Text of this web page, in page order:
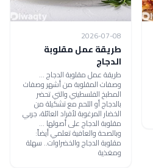
2026-07-08
طريقة عمل مقلوبة
الدجاج
طريقة عمل مقلوبة الدجاج ...
وصفات المقلوبة من أشهر وصفات
المطبخ الفلسطيني والتي تحضر
بالدجاج أو اللحم مع تشكيلة من
الخضار المرغوبة لأفراد العائلة، جربي
مقلوبة الدجاج على أصولها ...
وبالصحة والعافية تعلمي أيضاً:
مقلوبة الدجاج والخضراوات.. سهلة
ومغذية